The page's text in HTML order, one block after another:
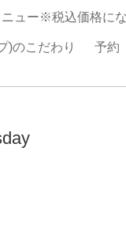
ニュー※税込価格に
)のこだわり 予約